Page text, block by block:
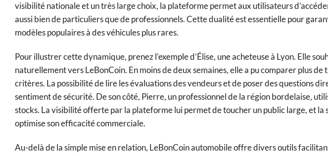
visibilité nationale et un très large choix, la plateforme permet aux utilisateurs
aussi bien de particuliers que de professionnels. Cette dualité est essentielle pour
modèles populaires à des véhicules plus rares.
Pour illustrer cette dynamique, prenez l’exemple d’Élise, une acheteuse à Lyon. Elle
naturellement vers LeBonCoin. En moins de deux semaines, elle a pu comparer plus
critères. La possibilité de lire les évaluations des vendeurs et de poser des questions
sentiment de sécurité. De son côté, Pierre, un professionnel de la région bordelaise,
stocks. La visibilité offerte par la plateforme lui permet de toucher un public large, et la
optimise son efficacité commerciale.
Au-delà de la simple mise en relation, LeBonCoin automobile offre divers outils